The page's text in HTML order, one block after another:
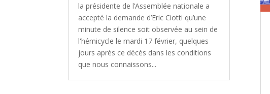
la présidente de l’Assemblée nationale a
accepté la demande d’Eric Ciotti qu’une
minute de silence soit observée au sein de
l'hémicycle le mardi 17 février, quelques
jours après ce décès dans les conditions
que nous connaissons...